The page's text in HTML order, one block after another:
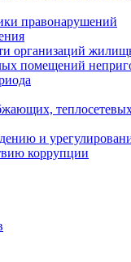
правонарушений
организаций
помещений
и
коррупции